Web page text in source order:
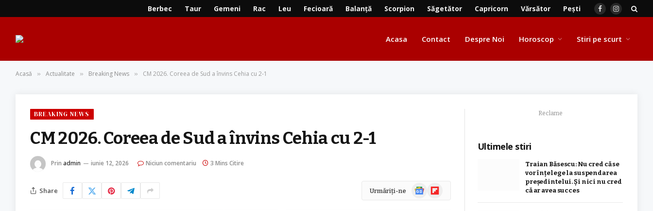
Berbec Taur Gemeni Rac Leu Fecioară Balanță Scorpion Săgetător Capricorn Vărsător Pești FacebookInstagram
Acasa Contact Despre Noi Horoscop Stiri pe scurt
Acasă » Actualitate » Breaking News » CM 2026. Coreea de Sud a învins Cehia cu 2-1
BREAKING NEWS
CM 2026. Coreea de Sud a învins Cehia cu 2-1
Prin admin iunie 12, 2026 Niciun comentariu 3 Mins Citire
Share Urmăriți-ne
Știri
Google
Flipboard
Reclame
Ultimele stiri
Traian Băsescu: Nu cred că se
vor înţelege la suspendarea
preşedintelui. Şi nici nu cred
că ar avea succes